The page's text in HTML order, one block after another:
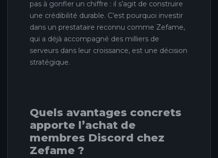
pas à gonfler un chiffre : il s’agit de construire
une crédibilité durable. C’est pourquoi investir
dans un prestataire reconnu comme Zefame,
qui a déjà accompagné des milliers de
serveurs dans leur croissance, est une décision
stratégique.
Quels avantages concrets
apporte l’achat de
membres Discord chez
Zefame ?